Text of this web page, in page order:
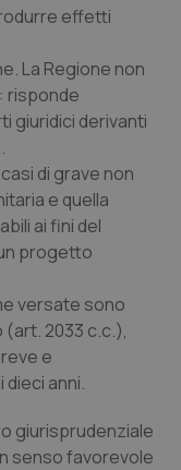
Ulcerosa
effetti
La Regione non
risponde
giuridici derivanti
di grave non
e quella
ai fini del
progetto
versate sono
2033 c.c.),
e
anni.
giurisprudenziale
senso favorevole